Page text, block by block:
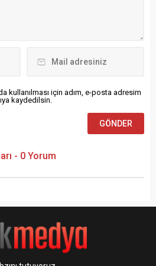
kullanılması için adım, e-posta adresim
kaydedilsin.
- 0 Yorum